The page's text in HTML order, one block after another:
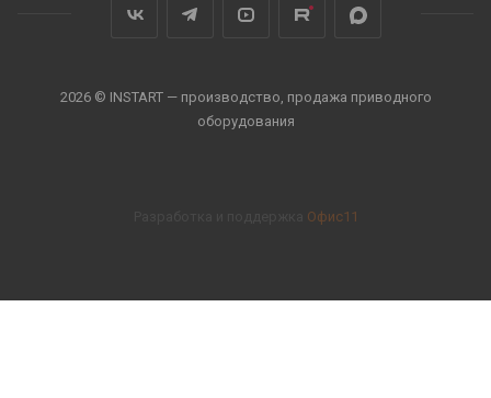
2026 © INSTART — производство, продажа приводного
оборудования
Офис11